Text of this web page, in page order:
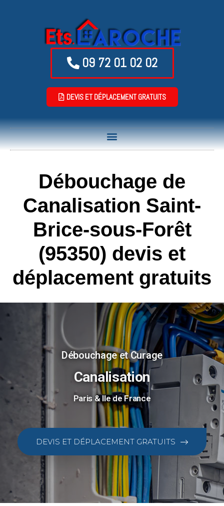
09 72 01 02 02
DEVIS ET DÉPLACEMENT GRATUITS
Débouchage de
Canalisation Saint-
Brice-sous-Forêt
(95350) devis et
déplacement gratuits
Débouchage et Curage
Canalisation
Paris & Ile de France
DEVIS ET DÉPLACEMENT GRATUITS